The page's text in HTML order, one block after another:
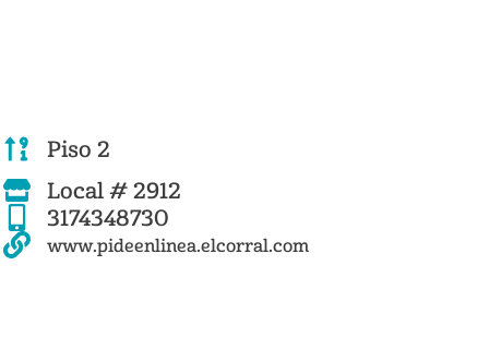
Piso 2
Local # 2912
3174348730
www.pideenlinea.elcorral.com